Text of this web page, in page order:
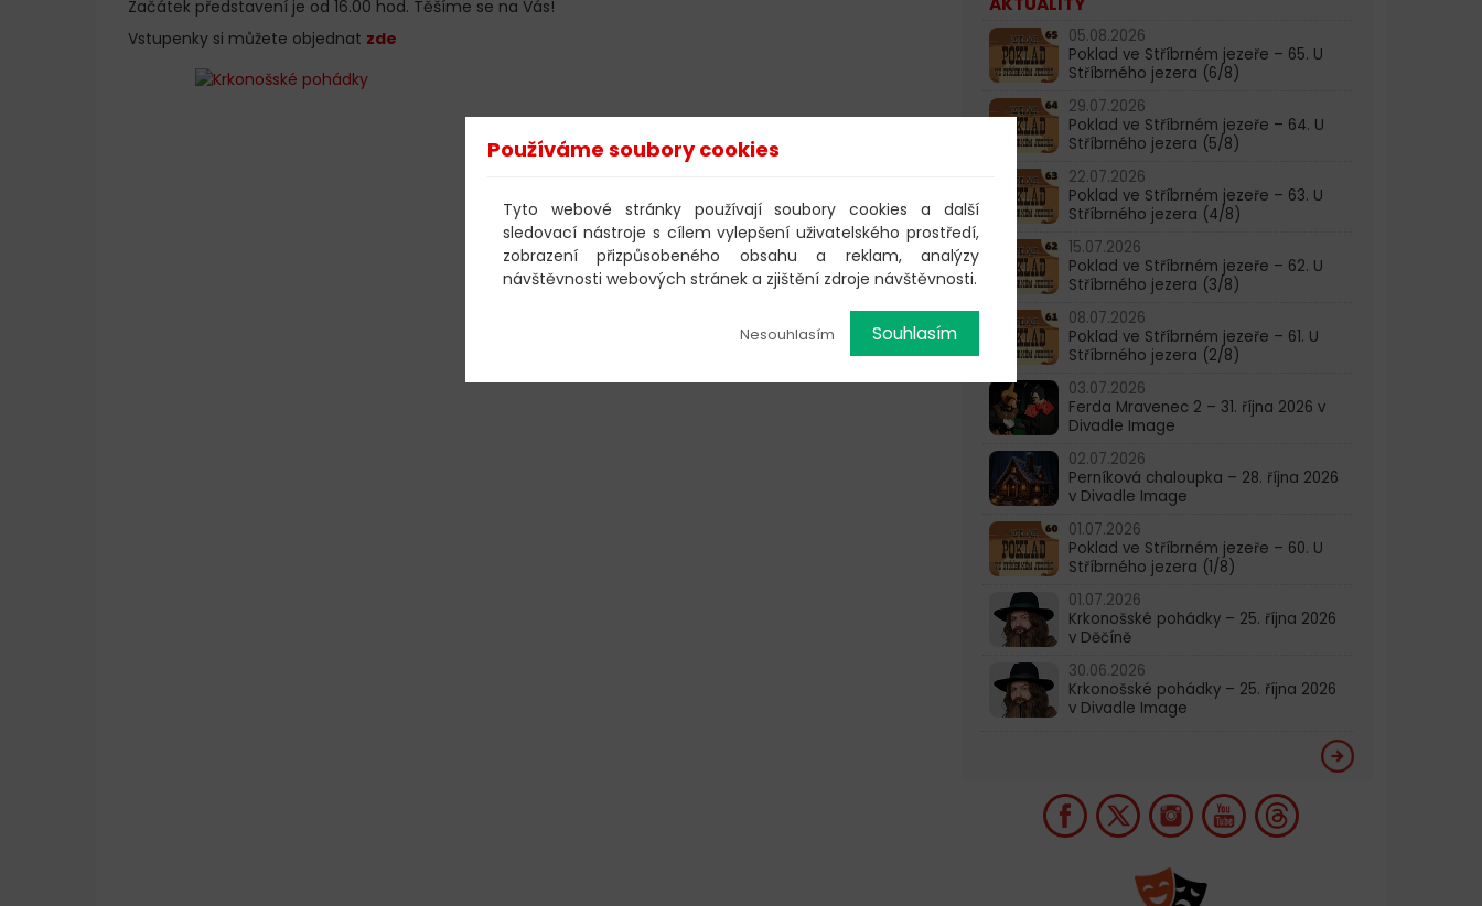
Začátek představení je od 16.00 hod. Těšíme se na Vás!
Vstupenky si můžete objednat zde
05.08.2026
Poklad ve Stříbrném jezeře – 65. U
Stříbrného jezera (6/8)
29.07.2026
Poklad ve Stříbrném jezeře – 64. U
Stříbrného jezera (5/8)
22.07.2026
Poklad ve Stříbrném jezeře – 63. U
Stříbrného jezera (4/8)
15.07.2026
Poklad ve Stříbrném jezeře – 62. U
Stříbrného jezera (3/8)
08.07.2026
Poklad ve Stříbrném jezeře – 61. U
Stříbrného jezera (2/8)
03.07.2026
Ferda Mravenec 2 – 31. října 2026 v
Divadle Image
02.07.2026
Perníková chaloupka – 28. října 2026
v Divadle Image
01.07.2026
Poklad ve Stříbrném jezeře – 60. U
Stříbrného jezera (1/8)
01.07.2026
Krkonošské pohádky – 25. října 2026
v Děčíně
30.06.2026
Krkonošské pohádky – 25. října 2026
v Divadle Image
Používáme soubory cookies
Tyto webové stránky používají soubory cookies a další
sledovací nástroje s cílem vylepšení uživatelského prostředí,
zobrazení přizpůsobeného obsahu a reklam, analýzy
návštěvnosti webových stránek a zjištění zdroje návštěvnosti.
Nesouhlasím Souhlasím